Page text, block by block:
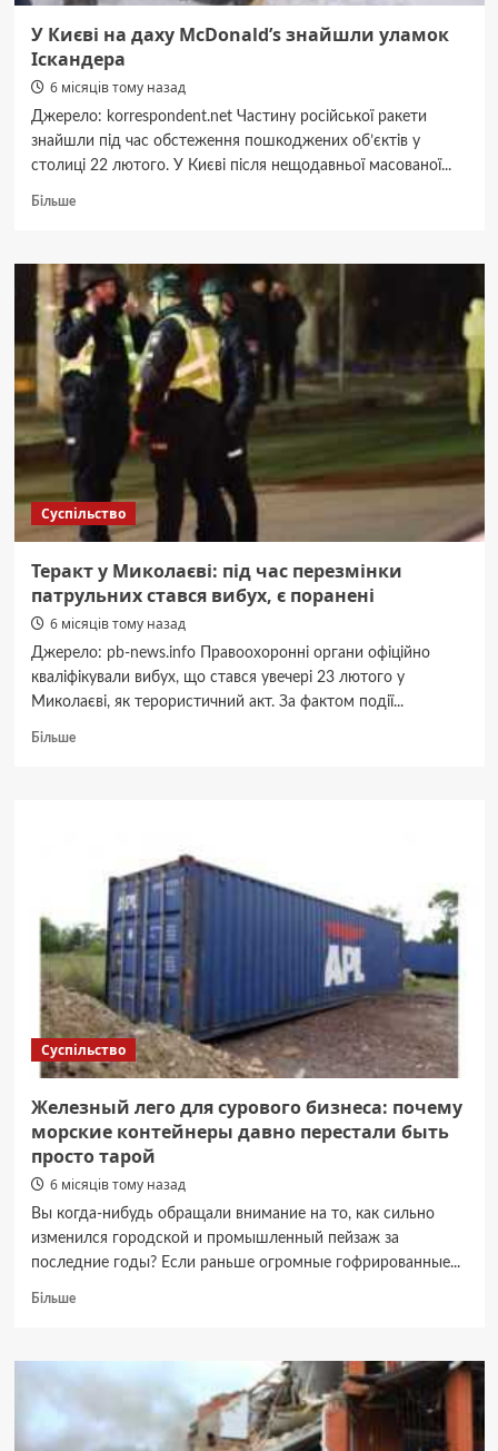
У Києві на даху McDonald’s знайшли уламок
Іскандера
6 місяців тому назад
Джерело: korrespondent.net Частину російської ракети
знайшли під час обстеження пошкоджених об’єктів у
столиці 22 лютого. У Києві після нещодавньої масованої...
БільшеДокладніше
Києві
на
даху
McDonald’s
знайшли
уламок
Іскандера
Суспільство
Теракт у Миколаєві: під час перезмінки
патрульних стався вибух, є поранені
6 місяців тому назад
Джерело: pb-news.info Правоохоронні органи офіційно
кваліфікували вибух, що стався увечері 23 лютого у
Миколаєві, як терористичний акт. За фактом події...
БільшеДокладніше
перезмінки
патрульних
стався
вибух,
є
поранені
Суспільство
Железный лего для сурового бизнеса: почему
морские контейнеры давно перестали быть
просто тарой
6 місяців тому назад
Вы когда-нибудь обращали внимание на то, как сильно
изменился городской и промышленный пейзаж за
последние годы? Если раньше огромные гофрированные...
БільшеДокладніше
лего
бизнеса:
почему